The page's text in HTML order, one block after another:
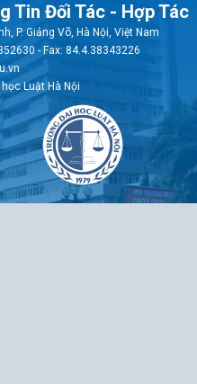
Tin Đối Tác - Hợp Tác
P. Giảng Võ, Hà Nội, Việt Nam
- Fax: 84.4.38343226
Luật Hà Nội